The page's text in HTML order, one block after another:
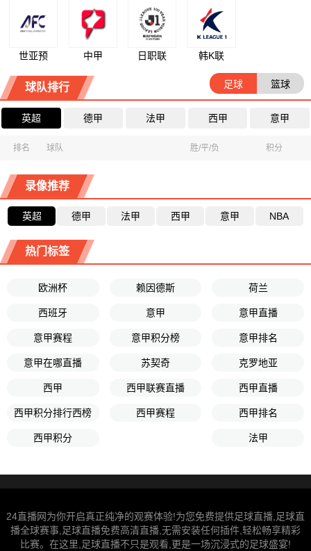
世亚预 中甲 日职联 韩K联
球队排行 足球 篮球
英超 德甲 法甲 西甲 意甲
排名 球队 胜/平/负 积分
录像推荐
英超 德甲 法甲 西甲 意甲 NBA
热门标签
欧洲杯 赖因德斯 荷兰
西班牙 意甲 意甲直播
意甲赛程 意甲积分榜 意甲排名
意甲在哪直播 苏契奇 克罗地亚
西甲 西甲联赛直播 西甲直播
西甲积分排行西榜 西甲赛程 西甲排名
西甲积分 法甲
24直播网为你开启真正纯净的观赛体验!为您免费提供足球直播,足球直
播全球赛事,足球直播免费高清直播,无需安装任何插件,轻松畅享精彩
比赛。在这里,足球直播不只是观看,更是一场沉浸式的足球盛宴!